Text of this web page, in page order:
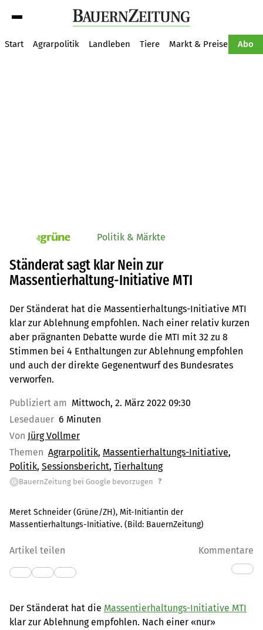
Start Agrarpolitik Landleben Tiere Markt & Preise Abo
pv_die-grune-online Politik & Märkte
Ständerat sagt klar Nein zur
Massentierhaltung-Initiative MTI
Der Ständerat hat die Massentierhaltungs-Initiative MTI
klar zur Ablehnung empfohlen. Nach einer relativ kurzen
aber prägnanten Debatte wurde die MTI mit 32 zu 8
Stimmen bei 4 Enthaltungen zur Ablehnung empfohlen
und auch der direkte Gegenentwurf des Bundesrates
verworfen.
Publiziert am Mittwoch, 2. März 2022 09:30
Lesedauer 6 Minuten
Von Jürg Vollmer
Themen Agrarpolitik Massentierhaltungs-Initiative
Politik Sessionsbericht Tierhaltung
G BauernZeitung bei Google bevorzugen ?
Meret Schneider (Grüne/ZH), Mit-Initiantin der
Massentierhaltungs-Initiative. (Bild: BauernZeitung)
Artikel teilen Kommentare
Der Ständerat hat die Massentierhaltungs-Initiative MTI
klar zur Ablehnung empfohlen. Nach einer «nur»